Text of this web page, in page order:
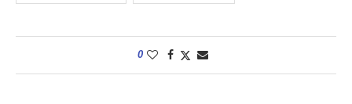
0